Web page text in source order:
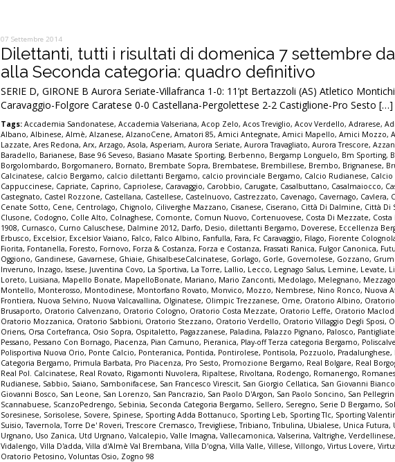
07 Settembre 2014
Dilettanti, tutti i risultati di domenica 7 settembre
alla Seconda categoria: quadro definitivo
SERIE D, GIRONE B Aurora Seriate-Villafranca 1-0: 11’pt Bertazzoli (AS) Atletico
Caravaggio-Folgore Caratese 0-0 Castellana-Pergolettese 2-2 Castiglione-Pro Sesto […]
Tags: Accademia Sandonatese,Accademia Valseriana,Acop Zelo,Acos Treviglio,Acov Verdello,Adrarese,
Albano,Albinese,Almè,Alzanese,AlzanoCene,Amatori 85,Amici Antegnate,Amici Mapello,Amici Mozzo,
Lazzate,Ares Redona,Arx,Arzago,Asola,Asperiam,Aurora Seriate,Aurora Travagliato,Aurora Trescore,
Baradello, Barianese, Base 96 Seveso, Basiano Masate Sporting, Berbenno, Bergamp Longuelo, Bm Sporting,
Borgolombardo, Borgomanero, Bornato, Brembate Sopra, Brembatese, Brembillese, Brembo, Brignanese,
Calcinatese, calcio Bergamo, calcio dilettanti Bergamo, calcio provinciale Bergamo, Calcio Rudianese,
Cappuccinese, Capriate, Caprino, Capriolese, Caravaggio, Carobbio, Carugate, Casalbuttano, Casalmaiocco,
Castegnato, Castel Rozzone, Castellana, Castellese, Castelnuovo, Castrezzato, Cavenago, Cavernago, Cavlera,
Cenate Sotto, Cene, Centrolago, Chignolo, Ciliverghe Mazzano, Cisanese, Ciserano, Città Di Dalmine, Città Di
Clusone, Codogno, Colle Alto, Colnaghese, Comonte, Comun Nuovo, Cortenuovese, Costa Di Mezzate,
1908, Curnasco, Curno Caluschese, Dalmine 2012, Darfo, Desio, dilettanti Bergamo, Doverese, Eccellenza
Erbusco, Excelsior, Excelsior Vaiano, Falco, Falco Albino, Fanfulla, Fara, Fc Caravaggio, Filago, Fiorente
Fiorita, Fontanella, Foresto, Fornovo, Forza & Costanza, Forza e Costanza, Frassati Ranica, Fulgor Canonica,
Oggiono, Gandinese, Gavarnese, Ghiaie, GhisalbeseCalcinatese, Gorlago, Gorle, Governolese, Gozzano,
Inveruno, Inzago, Issese, Juventina Covo, La Sportiva, La Torre, Lallio, Lecco, Legnago Salus, Lemine, Levate,
Loreto, Luisiana, Mapello Bonate, MapelloBonate, Mariano, Mario Zanconti, Medolago, Melegnano,
Montello, Monterosso, Montodinese, Montorfano Rovato, Monvico, Mozzo, Nembrese, Nino Ronco, Nuova
Frontiera, Nuova Selvino, Nuova Valcavallina, Olginatese, Olimpic Trezzanese, Ome, Oratorio Albino,
Brusaporto, Oratorio Calvenzano, Oratorio Cologno, Oratorio Costa Mezzate, Oratorio Leffe, Oratorio
Oratorio Mozzanica, Oratorio Sabbioni, Oratorio Stezzano, Oratorio Verdello, Oratorio Villaggio Degli Sposi,
Oriens, Orsa Cortefranca, Osio Sopra, Ospitaletto, Pagazzanese, Paladina, Palazzo Pignano, Palosco, Pantigliate
Pessano, Pessano Con Bornago, Piacenza, Pian Camuno, Pieranica, Play-off Terza categoria Bergamo,
Polisportiva Nuova Orio, Ponte Calcio, Ponteranica, Pontida, Pontirolese, Pontisola, Pozzuolo, Pradalunghese,
Categoria Bergamo, Primula Barbata, Pro Piacenza, Pro Sesto, Promozione Bergamo, Real Bolgare, Real
Real Pol. Calcinatese, Real Rovato, Rigamonti Nuvolera, Ripaltese, Rivoltana, Rodengo, Romanengo,
Rudianese, Sabbio, Saiano, Sambonifacese, San Francesco Virescit, San Giorgio Cellatica, San Giovanni Bianco
Giovanni Bosco, San Leone, San Lorenzo, San Pancrazio, San Paolo D'Argon, San Paolo Soncino, San
Scannabuese, ScanzoPedrengo, Sebinia, Seconda Categoria Bergamo, Sellero, Seregno, Serie D Bergamo,
Soresinese, Sorisolese, Sovere, Spinese, Sporting Adda Bottanuco, Sporting Leb, Sporting Tlc, Sporting
Suisio,Tavernola,Torre De' Roveri,Trescore Cremasco,Trevigliese,Tribiano,Tribulina, Ubialese, Unica Futura,
Urgnano, Uso Zanica, Utd Urgnano,Valcalepio,Valle Imagna,Vallecamonica,Valserina,Valtrighe,Verdellinese
Vidalengo,Villa D'adda,Villa d'Almè Val Brembana,Villa D'ogna,Villa Valle,Villese,Villongo,Virtus Lovere,
Oratorio Petosino,Voluntas Osio, Zogno 98